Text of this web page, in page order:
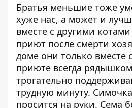
Братья меньшие тоже
хуже нас, а может и
вместе с другими
приют после смерти
доме они только вместе
приюте всегда
трогательно
трудную минуту.
просится на руки. Сема